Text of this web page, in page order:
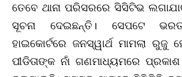
ତେବେ ଥାନା ପରିସରରେ ସିସିଟିଭ
ସୂଚନା ଦେଇଛନ୍ତି। ସେପଟେ
ହାଇକୋର୍ଟରେ ଜନସ୍ୱାର୍ଥ ମାମଲା
ପୀଡିତାଙ୍କ ନାଁ ଗଣମାଧ୍ୟମରେ